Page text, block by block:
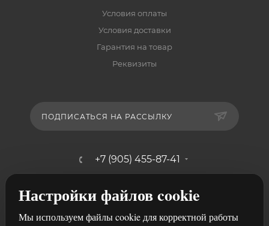
Условия оплаты
Условия доставки
Гарантия на товар
Реквизиты
ПОДПИСАТЬСЯ НА РАССЫЛКУ
+7 (905) 455-87-41
г. Ростов-на-Дону, ул. Щербакова,
107/29
Настройки файлов cookie
Мы используем файлы cookie для корректной работы